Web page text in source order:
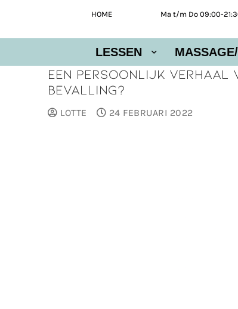
HOME Ma t/m Do 09:00-
LESSEN
Een persoonlijk verhaal
bevalling?
LOTTE 24 FEBRUARI 2022